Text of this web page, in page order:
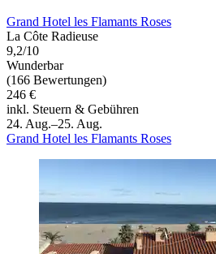
Grand Hotel les Flamants Roses
La Côte Radieuse
9,2/10
Wunderbar
(166 Bewertungen)
246 €
inkl. Steuern & Gebühren
24. Aug.–25. Aug.
Grand Hotel les Flamants Roses